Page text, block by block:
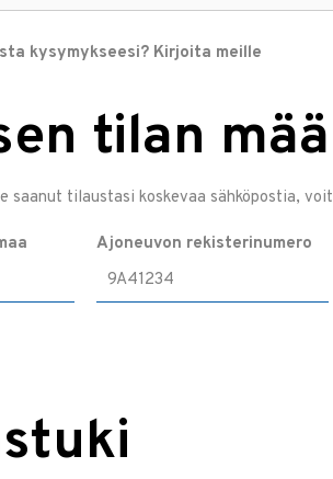
kysymykseesi? Kirjoita meille
tilan
saanut tilaustasi koskevaa sähköpostia,
Ajoneuvon rekisterinumero